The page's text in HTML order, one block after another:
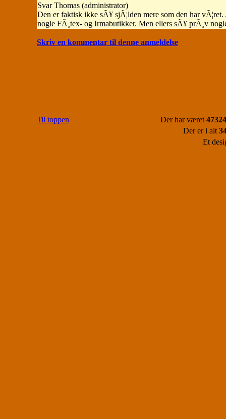
Svar Thomas (administrator)
Den er faktisk ikke sÃ¥ sjÃ¦lden mere som den har
nogle FÃ¸tex- og Irmabutikker. Men ellers sÃ¥ prÃ¸v
Skriv en kommentar til denne anmeldelse
Til toppen Der har været
Der er i alt
Et